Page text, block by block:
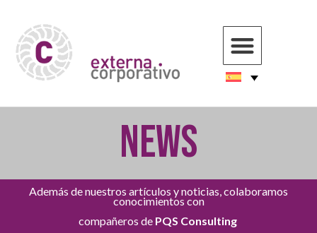
NEWS
Además de nuestros artículos y noticias, colaboramos
conocimientos con
compañeros de PQS Consulting